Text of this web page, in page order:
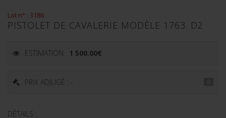
Lot n° : 3186
PISTOLET DE CAVALERIE MODÈLE 1763. D2
ESTIMATION : 1 500.00€
PRIX ADJUGÉ : -
DÉTAILS :